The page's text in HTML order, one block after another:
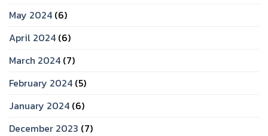
May 2024 (6)
April 2024 (6)
March 2024 (7)
February 2024 (5)
January 2024 (6)
December 2023 (7)